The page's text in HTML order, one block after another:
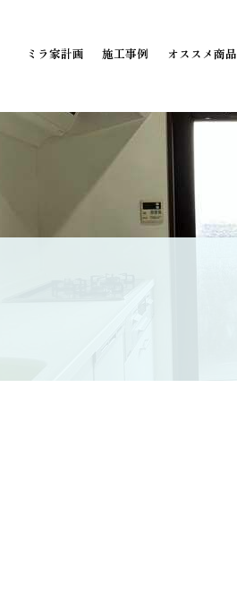
ミラ家計画 施工事例 オススメ商品